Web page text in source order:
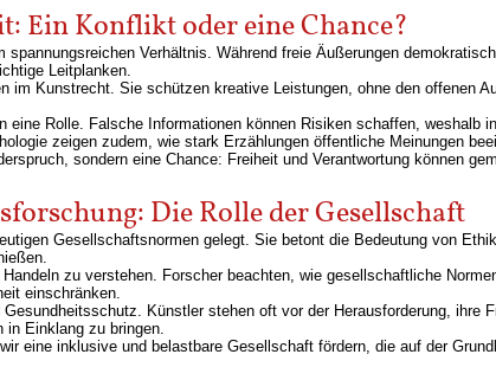
Ein Konflikt oder eine Chance?
Verhältnis. Während freie Äußerungen
Leitplanken.
im Kunstrecht. Sie schützen kreative Leistungen, ohne den offenen
eine Rolle. Falsche Informationen können Risiken schaffen, weshalb
zeigen zudem, wie stark Erzählungen öffentliche Meinungen
sondern eine Chance: Freiheit und Verantwortung können
Die Rolle der Gesellschaft
Gesellschaftsnormen gelegt. Sie betont die Bedeutung von
zu verstehen. Forscher beachten, wie gesellschaftliche
einschränken.
Künstler stehen oft vor der Herausforderung, ihre
in Einklang zu bringen.
eine inklusive und belastbare Gesellschaft fördern, die auf der